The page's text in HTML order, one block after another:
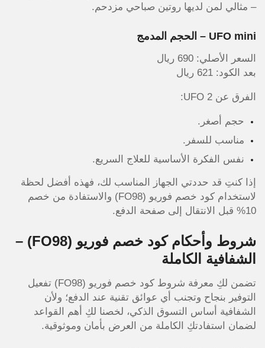
– مثالي لمن لديها روتين صباحي مزدحم.
UFO mini – الحجم المدمج
السعر الأصلي: 690 ريال
بعد الكود: 621 ريال
الفرق عن UFO 2:
حجم أصغر.
مناسب للسفر.
نفس الفكرة الأساسية للعلاج السريع.
إذا كنتِ قد حددتي الجهاز المناسب لك، فهذه أفضل لحظة
لاستخدام كود خصم فوريو (FO98) والاستفادة من خصم
10% قبل الانتقال إلى صفحة الدفع.
شروط وأحكام كود خصم فوريو (FO98) –
الشفافية الكاملة
تضمن لكِ معرفة شروط كود خصم فوريو (FO98) تفعيل
التوفير بنجاح وتجنب أي عوائق تقنية عند الدفع؛ ولأن
الشفافية أساس التسوق الذكي، لخصنا لكِ أهم القواعد
لضمان استفادتكِ الكاملة من العرض بأمان وموثوقية.